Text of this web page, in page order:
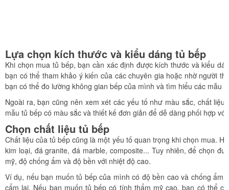
Lựa chọn kích thước và kiểu dáng tủ bếp
Khi chọn mua tủ bếp, bạn cần xác định được kích thước và kiểu
bạn có thể tham khảo ý kiến của các chuyên gia hoặc nhờ người
bạn có thể đo lường không gian bếp của mình và tìm hiểu các
Ngoài ra, bạn cũng nên xem xét các yếu tố như màu sắc, chất
mẫu tủ bếp có màu sắc và thiết kế đơn giản để dễ dàng phối hợp
Chọn chất liệu tủ bếp
Chất liệu của tủ bếp cũng là một yếu tố quan trọng khi chọn mua.
kim loại, đá granite, đá marble, composite... Tuy nhiên, để chọn
mỹ, độ chống ẩm và độ bền với nhiệt độ cao.
Ví dụ, nếu bạn muốn tủ bếp của mình có độ bền cao và chống
cẩm lai. Nếu bạn muốn tủ bếp có tính thẩm mỹ cao, bạn có thể